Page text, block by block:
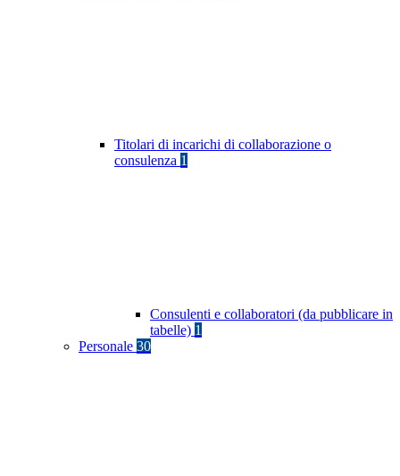
Titolari di incarichi di collaborazione o
consulenza 1
Consulenti e collaboratori (da pubblicare in
tabelle) 1
Personale 30